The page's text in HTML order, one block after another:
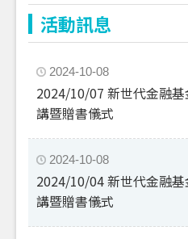
活動訊息
2024-10-08
2024/10/07 新世代金融
講暨贈書儀式
2024-10-08
2024/10/04 新世代金融
講暨贈書儀式